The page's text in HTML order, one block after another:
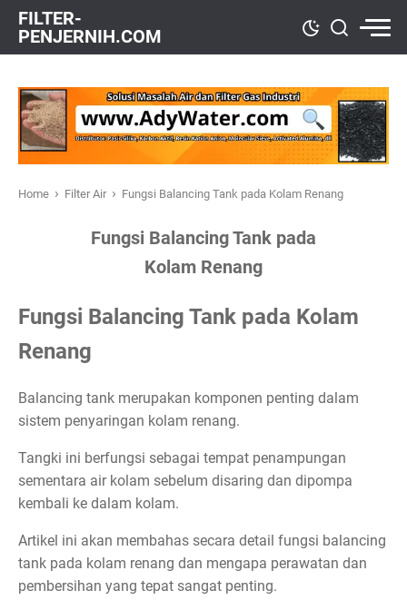
FILTER-
PENJERNIH.COM
Home › Filter Air › Fungsi Balancing Tank pada Kolam Renang
Fungsi Balancing Tank pada
Kolam Renang
Fungsi Balancing Tank pada Kolam
Renang
Balancing tank merupakan komponen penting dalam
sistem penyaringan kolam renang.
Tangki ini berfungsi sebagai tempat penampungan
sementara air kolam sebelum disaring dan dipompa
kembali ke dalam kolam.
Artikel ini akan membahas secara detail fungsi balancing
tank pada kolam renang dan mengapa perawatan dan
pembersihan yang tepat sangat penting.